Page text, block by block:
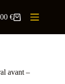
€
avant –